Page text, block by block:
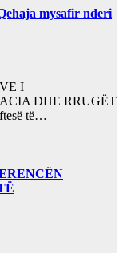
mysafir nderi
I
DHE RRUGËT
të…